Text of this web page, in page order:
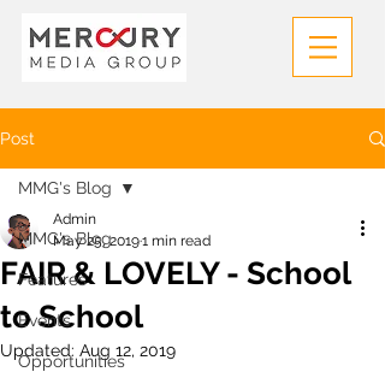
Post
MMG's Blog
Features
Events
Opportunities
MMG's Blog
FAIR & LOVELY - School
to School
Admin
May 25, 20191 min read
Updated: Aug 12, 2019